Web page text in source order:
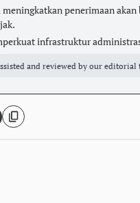
penerimaan
infrastruktur
and reviewed by our editorial